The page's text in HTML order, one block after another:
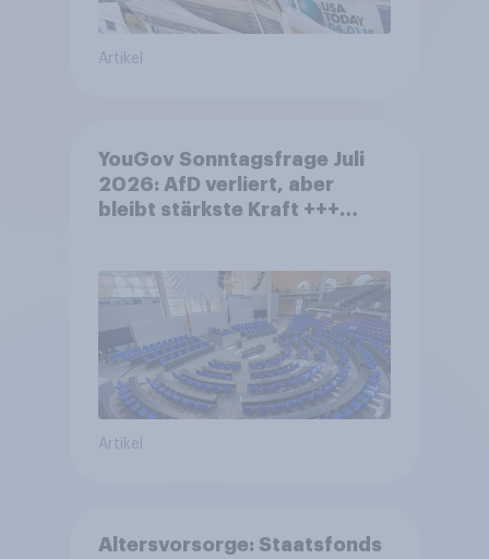
Artikel
YouGov Sonntagsfrage Juli
2026: AfD verliert, aber
bleibt stärkste Kraft +++
Artikel
Altersvorsorge: Staatsfonds